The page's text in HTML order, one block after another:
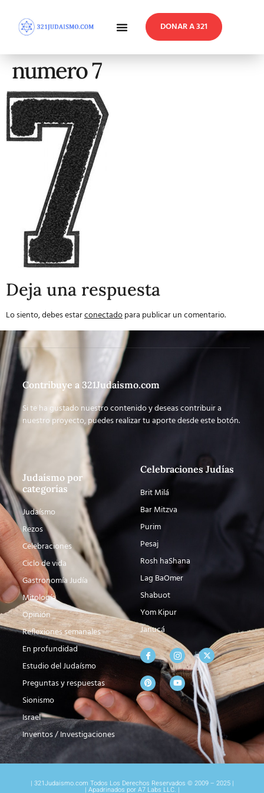
DONAR A 321
numero 7
Deja una respuesta
Lo siento, debes estarconectadopara publicar un comentario.
Contribuye a 321Judaismo.com
Si te ha gustado nuestro contenido y deseas contribuir a
nuestro proyecto, puedes realizar tu aporte desde este botón.
Judaísmo por
categorías
Judaísmo
Rezos
Celebraciones
Ciclo de vida
Gastronomía Judía
Mitología
Opinión
Reflexiones semanales
En profundidad
Estudio del Judaísmo
Preguntas y respuestas
Sionismo
Israel
Inventos / Investigaciones
Celebraciones Judías
Brit Milá
Bar Mitzva
Purim
Pesaj
Rosh haShana
Lag BaOmer
Shabuot
Yom Kipur
Janucá
| 321Judaismo.com Todos Los Derechos Reservados © 2009 – 2025 |
| Apadrinados por A7 Labs LLC. |